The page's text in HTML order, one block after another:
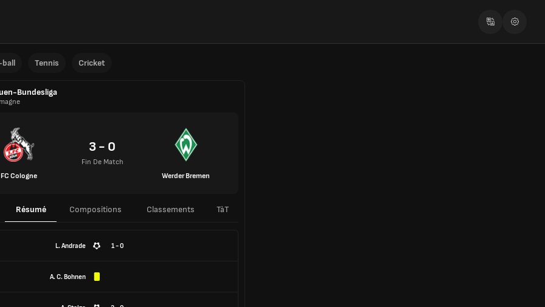
ball Tennis Cricket
Bundesliga
FC Cologne
3 - 0
Fin De Match
Werder Bremen
Résumé Compositions Classements TàT
L. Andrade 1 - 0
A. C. Bohnen